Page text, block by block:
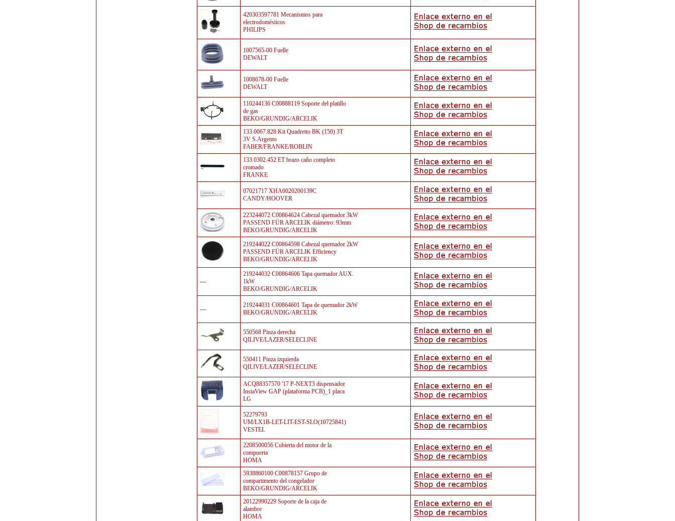
420303597781 Mecanismos para
electrodomésticos
PHILIPS
1007565-00 Fuelle
DEWALT
1008678-00 Fuelle
DEWALT
110244136 C00888119 Soporte del platillo
de gas
BEKO/GRUNDIG/ARCELIK
133.0067.828 Kit Quadretto BK (150) 3T
3V S.Argento
FABER/FRANKE/ROBLIN
133.0302.452 ET brazo caño completo
cromado
FRANKE
07021717 XHA0020200139C
CANDY/HOOVER
223244072 C00864624 Cabezal quemador 3kW
PASSEND FÜR ARCELIK diámetro: 93mm
BEKO/GRUNDIG/ARCELIK
219244022 C00864598 Cabezal quemador 2kW
PASSEND FÜR ARCELIK Efficiency
BEKO/GRUNDIG/ARCELIK
---
219244032 C00864606 Tapa quemador AUX.
1kW
BEKO/GRUNDIG/ARCELIK
---
219244031 C00864601 Tapa de quemador 2kW
BEKO/GRUNDIG/ARCELIK
550568 Pinza derecha
QILIVE/LAZER/SELECLINE
550411 Pinza izquierda
QILIVE/LAZER/SELECLINE
ACQ88357570 '17 P-NEXT3 dispensador
InstaView GAP (plataforma PCB)_1 placa
LG
52279793
UM/LX1B-LET-LIT-EST-SLO(10725841)
VESTEL
2208500056 Cubierta del motor de la
compuerta
HOMA
5938860100 C00878157 Grupo de
compartimento del congelador
BEKO/GRUNDIG/ARCELIK
20122990229 Soporte de la caja de
alambre
HOMA